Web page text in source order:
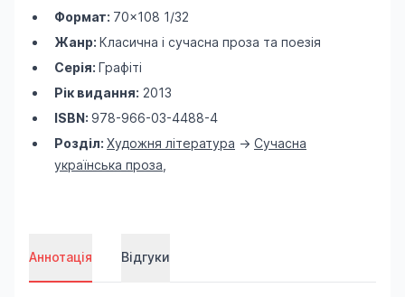
Формат: 70×108 1/32
Жанр: Класична і сучасна проза та поезія
Серія: Графіті
Рік видання: 2013
ISBN: 978-966-03-4488-4
Розділ: Художня література -> Сучасна
українська проза
Аннотація Відгуки